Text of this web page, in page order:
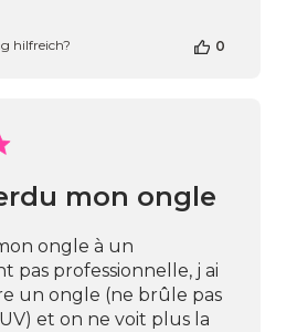
am
hilfreich? 0
mon ongle
ongle à un
pas professionnelle, j ai
un ongle (ne brûle pas
et on ne voit plus la